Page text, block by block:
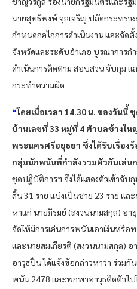
นายสุทธิพงษ์ จุลเจริญ ปลัดกระทรว
กำหนดกลไกการดำเนินงาน และจัด
จังหวัดและระดับอำเภอ บูรณาการก
ดำเนินการติดตาม สอบสวน จับกุม แ
กระทำความผิด
“โดยเมื่อเวลา 14.30 น. ของวันนี้
บ้านเลขที่ 33 หมู่ที่ 4 ตำบลช้างให
พระนครศรีอยุธยา ซึ่งได้รับเรื่อง
กลุ่มนักพนันที่กำลังรวมตัวกันเล่น
ชุดปฏิบัติการฯ จึงได้แสดงตัวเข้าจับ
สิ้น 31 ราย แบ่งเป็นชาย 23 ราย แล
หาแก่ นายภิรมย์ (สงวนนามสกุล) อา
จัดให้มีการเล่นการพนันเอาเงินหรื
และนายสมเกียรติ (สงวนนามสกุล)
อาวุธปืน ได้แจ้งข้อกล่าวหาว่า ร่วม
พนัน 2478 และพกพาอาวุธติดตัวไป